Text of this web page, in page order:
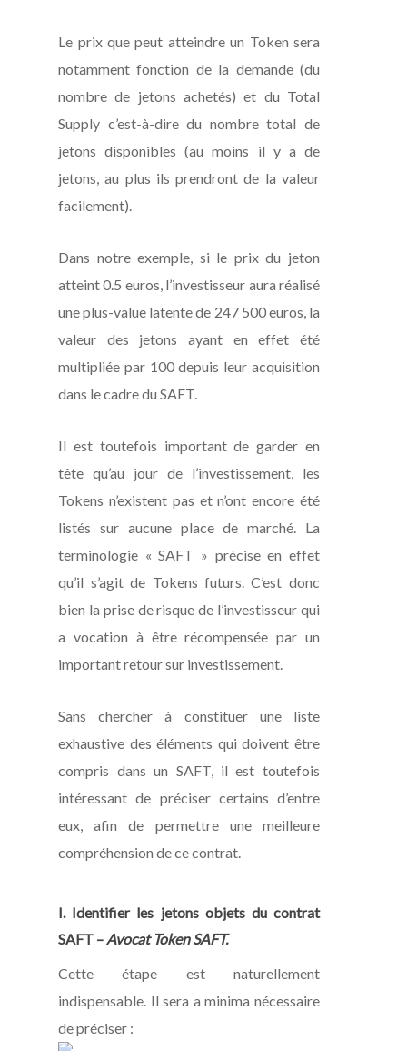
Le prix que peut atteindre un Token sera
notamment fonction de la demande (du
nombre de jetons achetés) et du Total
Supply c’est-à-dire du nombre total de
jetons disponibles (au moins il y a de
jetons, au plus ils prendront de la valeur
facilement).
Dans notre exemple, si le prix du jeton
atteint 0.5 euros, l’investisseur aura réalisé
une plus-value latente de 247 500 euros, la
valeur des jetons ayant en effet été
multipliée par 100 depuis leur acquisition
dans le cadre du SAFT.
Il est toutefois important de garder en
tête qu’au jour de l’investissement, les
Tokens n’existent pas et n’ont encore été
listés sur aucune place de marché. La
terminologie «SAFT » précise en effet
qu’il s’agit de Tokens futurs. C’est donc
bien la prise de risque de l’investisseur qui
a vocation à être récompensée par un
important retour sur investissement.
Sans chercher à constituer une liste
exhaustive des éléments qui doivent être
compris dans un SAFT, il est toutefois
intéressant de préciser certains d’entre
eux, afin de permettre une meilleure
compréhension de ce contrat.
I. Identifier les jetons objets du contrat
SAFT –Avocat Token SAFT.
Cette étape est naturellement
indispensable. Il sera a minima nécessaire
de préciser :